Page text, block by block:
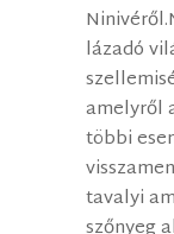
lázadó
amelyről
többi
tavalyi